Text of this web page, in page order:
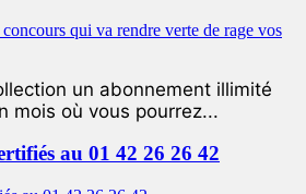
un abonnement illimité
mois où vous pourrez...
au 01 42 26 26 42